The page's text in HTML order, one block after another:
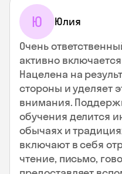
Ю Юлия
Очень
активно
Нацелена на
стороны и уделяет
внимания.
обучения делится
обычаях и
включают в себя
чтение, письмо,